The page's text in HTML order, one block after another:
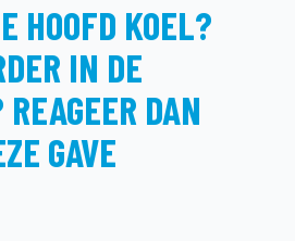
HOOFD KOEL?
IN DE
DAN
GAVE